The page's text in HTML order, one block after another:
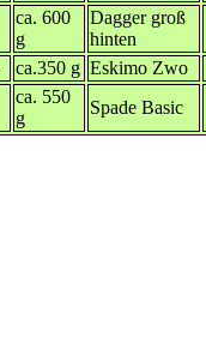
ca. 600
g
Dagger groß
hinten
ca.350 g Eskimo Zwo
ca. 550
g
Spade Basic